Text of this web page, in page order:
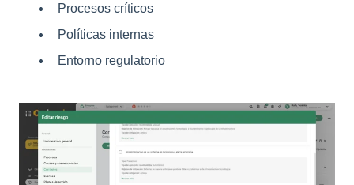
Procesos críticos
Políticas internas
Entorno regulatorio